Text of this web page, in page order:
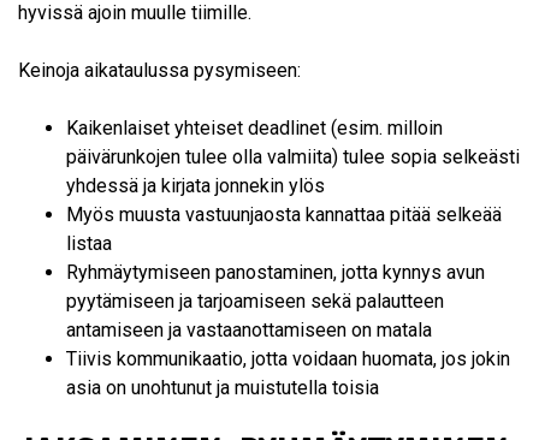
hyvissä ajoin muulle tiimille.
Keinoja aikataulussa pysymiseen:
Kaikenlaiset yhteiset deadlinet (esim. milloin
päivärunkojen tulee olla valmiita) tulee sopia selkeästi
yhdessä ja kirjata jonnekin ylös
Myös muusta vastuunjaosta kannattaa pitää selkeää
listaa
Ryhmäytymiseen panostaminen, jotta kynnys avun
pyytämiseen ja tarjoamiseen sekä palautteen
antamiseen ja vastaanottamiseen on matala
Tiivis kommunikaatio, jotta voidaan huomata, jos jokin
asia on unohtunut ja muistutella toisia